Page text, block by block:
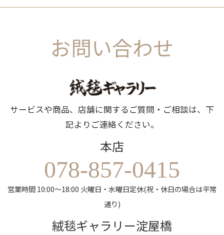
お問い合わせ
サービスや商品、店舗に関するご質問・ご相談は、下
記よりご連絡ください。
本店
078-857-0415
営業時間 10:00～18:00 火曜日・水曜日定休(祝・休日の場合は平常
通り)
絨毯ギャラリー淀屋橋